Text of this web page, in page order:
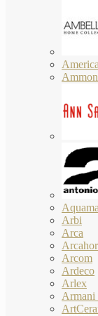
Arbi
Arca
Arcom
Ardeco
Arlex
Armani